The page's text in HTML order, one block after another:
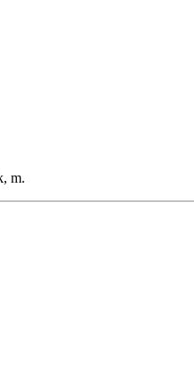
m.